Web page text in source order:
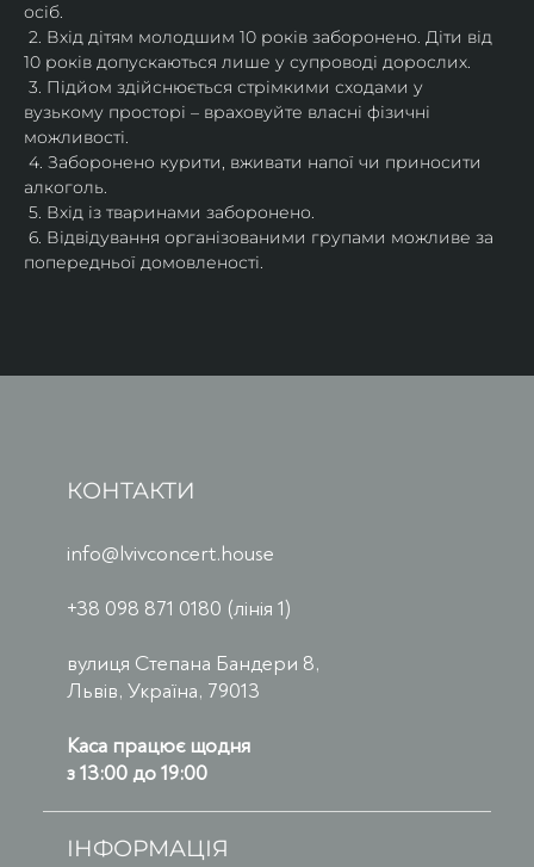
осіб.
2. Вхід дітям молодшим 10 років заборонено. Діти від
10 років допускаються лише у супроводі дорослих.
3. Підйом здійснюється стрімкими сходами у
вузькому просторі – враховуйте власні фізичні
можливості.
4. Заборонено курити, вживати напої чи приносити
алкоголь.
5. Вхід із тваринами заборонено.
6. Відвідування організованими групами можливе за
попередньої домовленості.
КОНТАКТИ
info@lvivconcert.house
+38 098 871 0180 (лінія 1)
вулиця Степана Бандери 8,
Львів, Україна, 79013
Каса працює щодня
з 13:00 до 19:00
ІНФОРМАЦІЯ